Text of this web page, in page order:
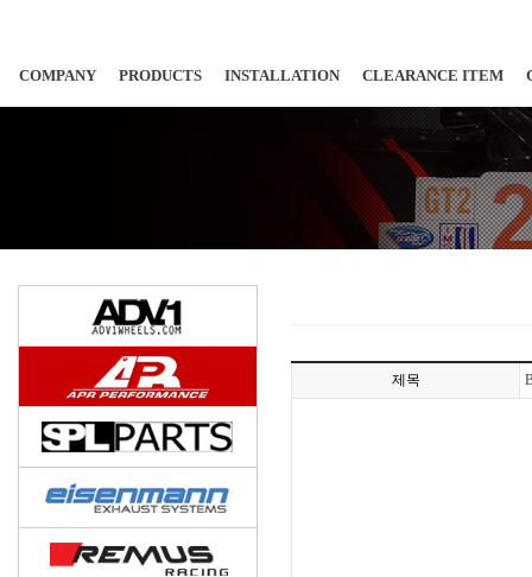
COMPANY PRODUCTS INSTALLATION CLEARANCE ITEM
제목